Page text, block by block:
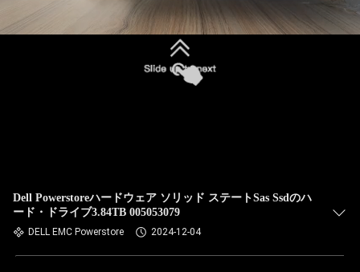
Dell Powerstoreハードウェア ソリッド ステートSas Ssdのハ
ード・ドライブ3.84TB 005053079
DELL EMC Powerstore 2024-12-04